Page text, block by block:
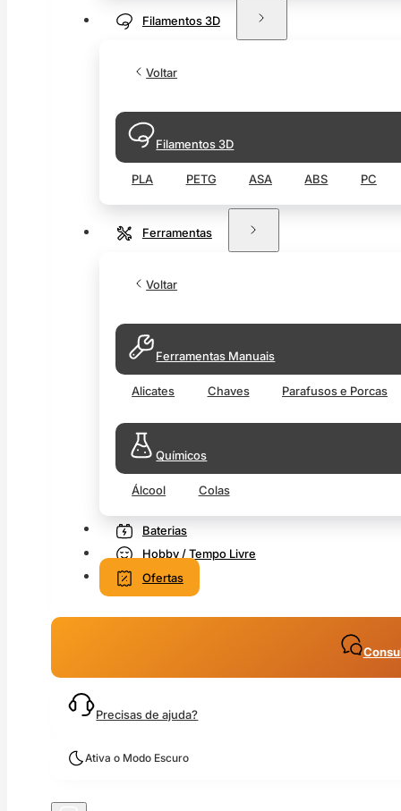
Filamentos 3D
Voltar
Filamentos 3D
PLA PETG ASA ABS PC
Ferramentas
Voltar
Ferramentas Manuais
Alicates Chaves Parafusos e Porcas
Químicos
Álcool Colas
Baterias
Hobby / Tempo Livre
Ofertas
Precisas de ajuda?
Ativa o Modo Escuro